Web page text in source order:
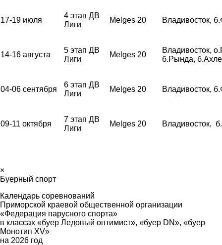
17-19 июля
4 этап ДВ
Лиги
Melges 20 Владивосток,
14-16 августа
5 этап ДВ
Лиги
Melges 20
Владивосток,
б.Рында,
04-06 сентября
6 этап ДВ
Лиги
Melges 20 Владивосток,
09-11 октября
7 этап ДВ
Лиги
Melges 20 Владивосток,
×
Буерный спорт
Календарь соревнований
Приморской краевой общественной организации
«Федерация парусного спорта»
в классах «буер Ледовый оптимист», «буер DN», «буер
Монотип XV»
на 2026 год